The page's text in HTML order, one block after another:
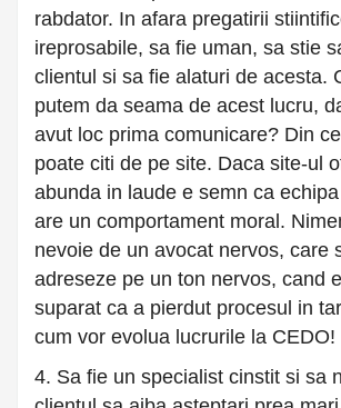
rabdator. In afara pregatirii
ireprosabile, sa fie uman, sa stie
clientul si sa fie alaturi de acesta.
putem da seama de acest lucru,
avut loc prima comunicare? Din
poate citi de pe site. Daca site-ul
abunda in laude e semn ca
are un comportament moral.
nevoie de un avocat nervos, care
adreseze pe un ton nervos, cand
suparat ca a pierdut procesul in
cum vor evolua lucrurile la CEDO!
4. Sa fie un specialist cinstit si sa